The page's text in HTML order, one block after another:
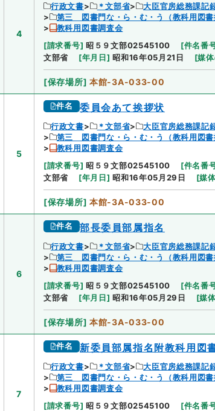
4
行政文書 ＊文部省 大臣官房総務課記
第三 図書門な・ら・む・う（教科用図書
教科用図書調査会
[請求番号] 昭５９文部02545100 [件名番
文部省
[年月日] 昭和16年05月21日 [媒体
[保存場所] 本館-3A-033-00
5
件名 委員会あて挨拶状
行政文書 ＊文部省 大臣官房総務課記
第三 図書門な・ら・む・う（教科用図書
教科用図書調査会
[請求番号] 昭５９文部02545100 [件名番
文部省
[年月日] 昭和16年05月29日 [媒
[保存場所] 本館-3A-033-00
6
件名 部長委員部属指名
行政文書 ＊文部省 大臣官房総務課記
第三 図書門な・ら・む・う（教科用図書
教科用図書調査会
[請求番号] 昭５９文部02545100 [件名番
文部省
[年月日] 昭和16年05月29日 [媒
[保存場所] 本館-3A-033-00
7
件名 新委員部属指名附教科用図
行政文書 ＊文部省 大臣官房総務課記
第三 図書門な・ら・む・う（教科用図書
教科用図書調査会
[請求番号] 昭５９文部02545100 [件名番